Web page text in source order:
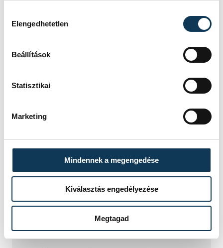
Elengedhetetlen
Beállítások
Statisztikai
Marketing
Mindennek a megengedése
Kiválasztás engedélyezése
Megtagad
TOVÁBBI CIKKEK